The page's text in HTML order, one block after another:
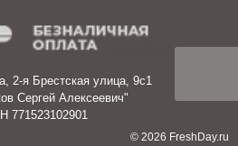
2-я Брестская улица, 9с1
Сергей Алексеевич"
771523102901
© 2026 FreshDay.ru